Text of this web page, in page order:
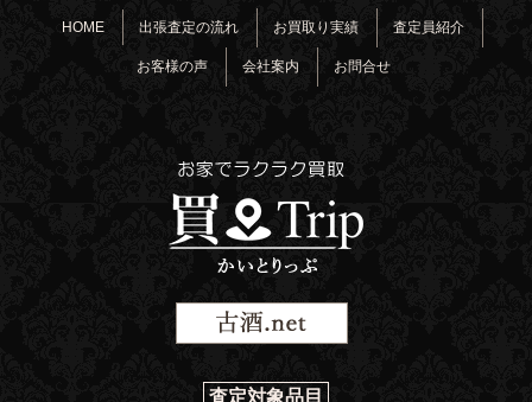
HOME 出張査定の流れ お買取り実績 査定員紹介
お客様の声 会社案内 お問合せ
査定対象品目